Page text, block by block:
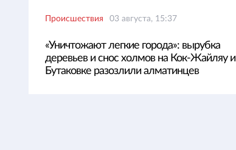
Происшествия 03 августа, 15:37
«Уничтожают легкие города»: вырубка
деревьев и снос холмов на Кок-Жайляу и
Бутаковке разозлили алматинцев